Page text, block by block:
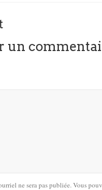
un
ne sera pas publiée. Vous